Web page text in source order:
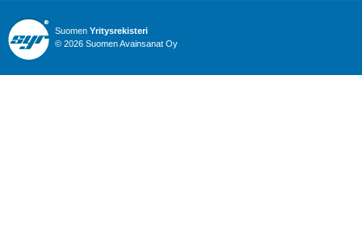
Suomen Yritysrekisteri
© 2026 Suomen Avainsanat Oy